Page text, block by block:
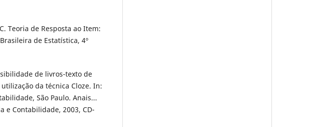
C. Teoria de Resposta ao Item:
de Estatística, 4º
de livros-texto de
da técnica Cloze. In:
São Paulo. Anais...
e Contabilidade, 2003, CD-